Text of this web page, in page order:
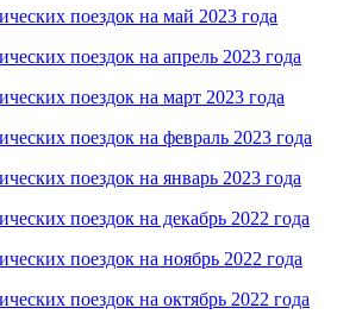
поездок на май 2023 года
поездок на апрель 2023 года
поездок на март 2023 года
поездок на февраль 2023 года
поездок на январь 2023 года
поездок на декабрь 2022 года
поездок на ноябрь 2022 года
поездок на октябрь 2022 года